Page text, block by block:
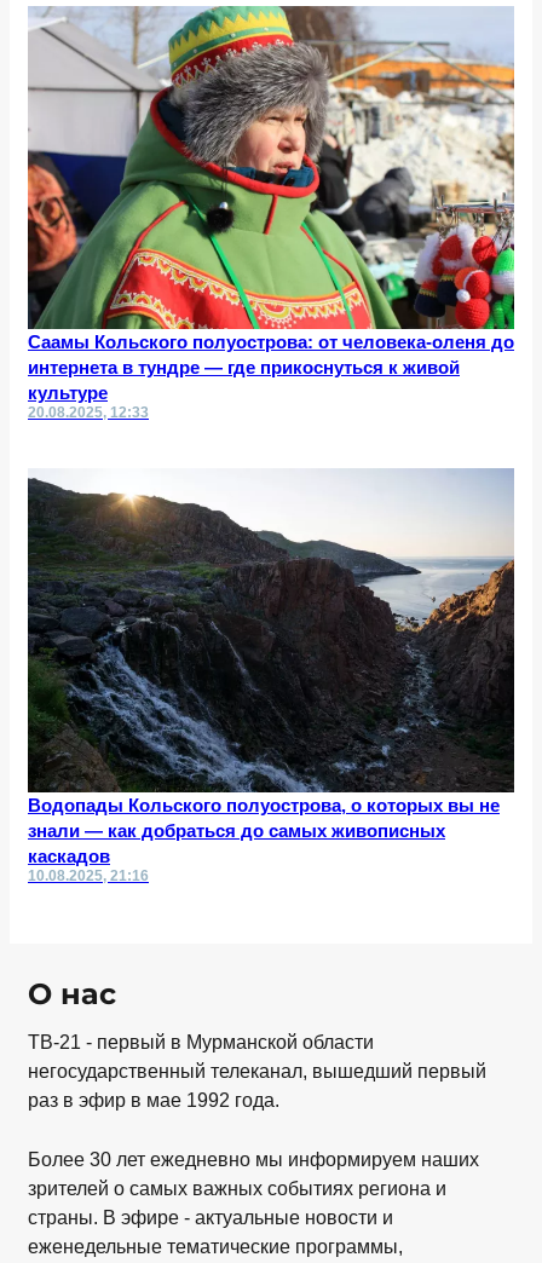
Саамы Кольского полуострова: от человека-оленя до
интернета в тундре — где прикоснуться к живой
культуре
20.08.2025, 12:33
Водопады Кольского полуострова, о которых вы не
знали — как добраться до самых живописных
каскадов
10.08.2025, 21:16
О нас
ТВ-21 - первый в Мурманской области
негосударственный телеканал, вышедший первый
раз в эфир в мае 1992 года.
Более 30 лет ежедневно мы информируем наших
зрителей о самых важных событиях региона и
страны. В эфире - актуальные новости и
еженедельные тематические программы,